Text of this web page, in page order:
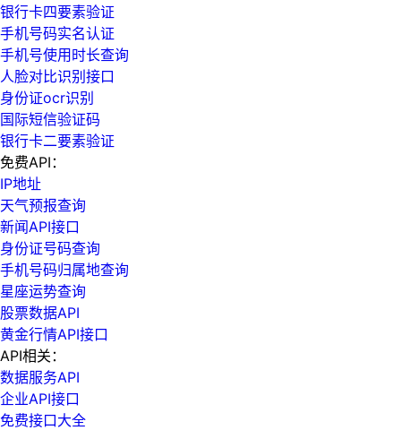
银行卡四要素验证
手机号码实名认证
手机号使用时长查询
人脸对比识别接口
身份证ocr识别
国际短信验证码
银行卡二要素验证
免费API：
IP地址
天气预报查询
新闻API接口
身份证号码查询
手机号码归属地查询
星座运势查询
股票数据API
黄金行情API接口
API相关：
数据服务API
企业API接口
免费接口大全